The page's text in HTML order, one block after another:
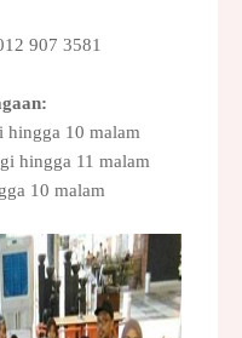
907 3581
hingga 10 malam
hingga 11 malam
10 malam